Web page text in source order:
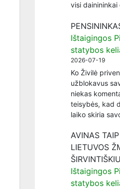
visi
Ištaigingos
statybos
2026-07-19
Ko Živilė
užblokavus
niekas
teisybės, kad
laiko skiria
AVINAS
LIETUVOS
Ištaigingos
statybos